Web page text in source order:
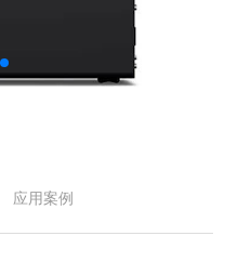
应用案例